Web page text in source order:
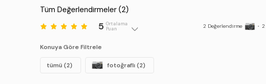
Tüm Değerlendirmeler (2)
5 Ortalama
Puan
2 Değerlendirme • 2
Konuya Göre Filtrele
tümü (2) fotoğraflı (2)